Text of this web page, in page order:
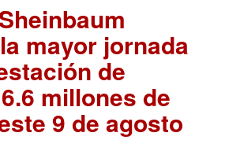
mayor jornada
de
millones de
9 de agosto